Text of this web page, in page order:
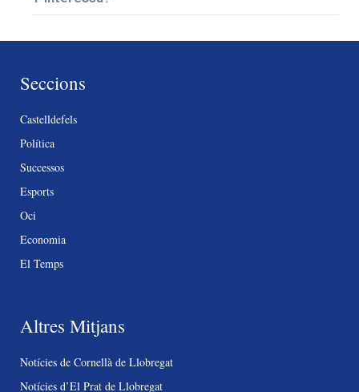
Seccions
Castelldefels
Política
Successos
Esports
Oci
Economia
El Temps
Altres Mitjans
Notícies de Cornellà de Llobregat
Notícies d’El Prat de Llobregat